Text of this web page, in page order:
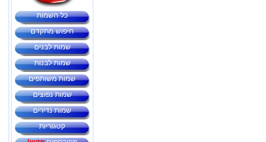
כל השמות
חיפוש מתקדם
שמות לבנים
שמות לבנות
שמות משותפים
שמות נפוצים
שמות נדירים
קטגוריות